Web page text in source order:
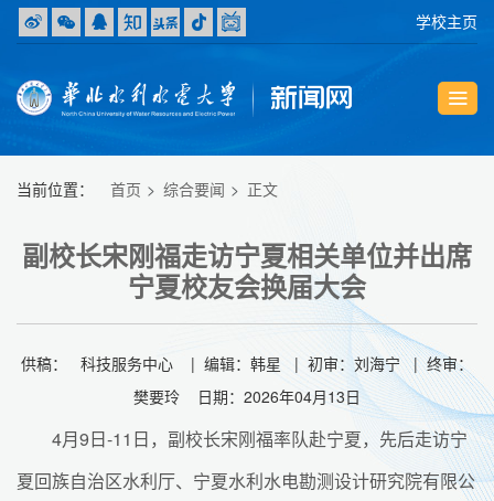
学校主页
当前位置： 首页 综合要闻 正文
副校长宋刚福走访宁夏相关单位并出席
宁夏校友会换届大会
供稿： 科技服务中心 | 编辑：韩星 | 初审：刘海宁 | 终审：
樊要玲 日期：2026年04月13日
4月9日-11日，副校长宋刚福率队赴宁夏，先后走访宁
夏回族自治区水利厅、宁夏水利水电勘测设计研究院有限公